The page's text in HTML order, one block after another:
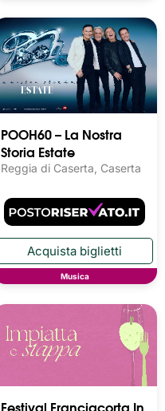
POOH60 – La Nostra
Storia Estate
Reggia di Caserta, Caserta
Musica
Festival Franciacorta In